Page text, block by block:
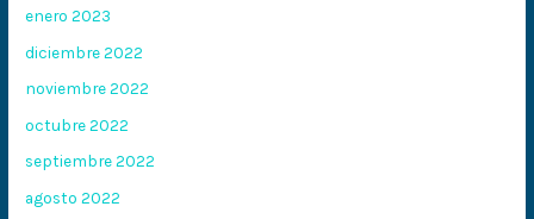
enero 2023
diciembre 2022
noviembre 2022
octubre 2022
septiembre 2022
agosto 2022